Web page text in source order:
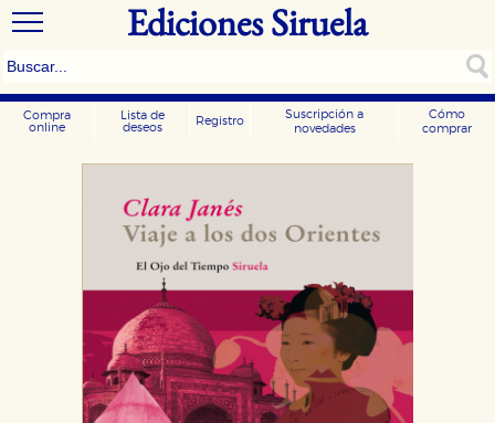
Ediciones Siruela
Compra
online
Lista de
deseos
Registro
Suscripción a
novedades
Cómo
comprar